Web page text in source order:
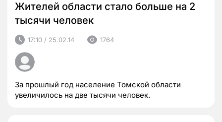
Жителей области стало больше на 2
тысячи человек
17:10 / 25.02.14 1764
За прошлый год население Томской области
увеличилось на две тысячи человек.